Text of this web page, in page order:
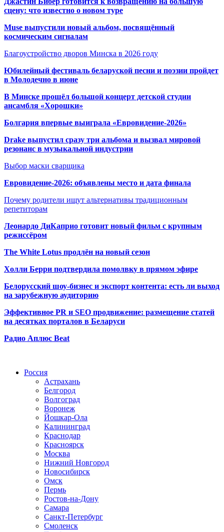
сцену: что известно о новом туре
Muse выпустили новый альбом, посвящённый
космическим сигналам
Благоустройство дворов Минска в 2026 году
Юбилейный фестиваль беларуской песни и поэзии пройдет
в Молодечно в июне
В Минске прошёл большой концерт детской студии
ансамбля «Хорошки»
Болгария впервые выиграла «Евровидение-2026»
Drake выпустил сразу три альбома и вызвал мировой
резонанс в музыкальной индустрии
Выбор маски сварщика
Евровидение-2026: объявлены место и дата финала
Почему родители ищут альтернативы традиционным
репетиторам
Леонардо ДиКаприо готовит новый фильм с крупным
режиссёром
The White Lotus продлён на новый сезон
Холли Берри подтвердила помолвку в прямом эфире
Белорусский шоу-бизнес и экспорт контента: есть ли выход
на зарубежную аудиторию
Эффективное PR и SEO продвижение: размещение статей
на десятках порталов в Беларуси
Радио Аплюс Beat
Россия
Астрахань
Белгород
Волгоград
Воронеж
Йошкар-Ола
Калининград
Краснодар
Красноярск
Москва
Нижний Новгород
Новосибирск
Омск
Пермь
Ростов-на-Дону
Самара
Санкт-Петербург
Смоленск